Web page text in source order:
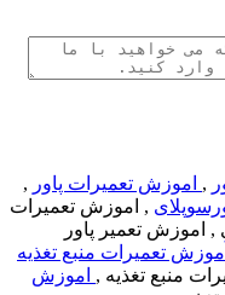
, اموزش تعمیرات پاور ,
, اموزش تعمیرات
, اموزش تعمیر پاور
آموزش تعمیرات منبع تغذیه
منبع تغذیه , اموزش